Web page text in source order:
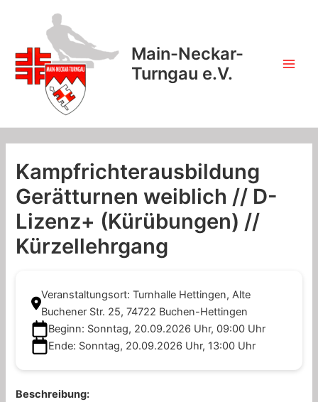
Main-Neckar-
Turngau e.V.
Kampfrichterausbildung
Gerätturnen weiblich // D-
Lizenz+ (Kürübungen) //
Kürzellehrgang
Veranstaltungsort: Turnhalle Hettingen, Alte
Buchener Str. 25, 74722 Buchen-Hettingen
Beginn: Sonntag, 20.09.2026 Uhr, 09:00 Uhr
Ende: Sonntag, 20.09.2026 Uhr, 13:00 Uhr
Beschreibung: